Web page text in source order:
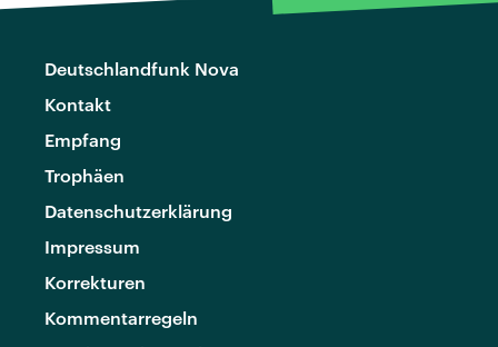
Deutschlandfunk Nova
Kontakt
Empfang
Trophäen
Datenschutzerklärung
Impressum
Korrekturen
Kommentarregeln